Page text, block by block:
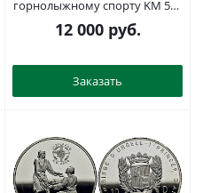
горнолыжному спорту KM 563
биметалл BU 270-642
12 000руб.
Заказать